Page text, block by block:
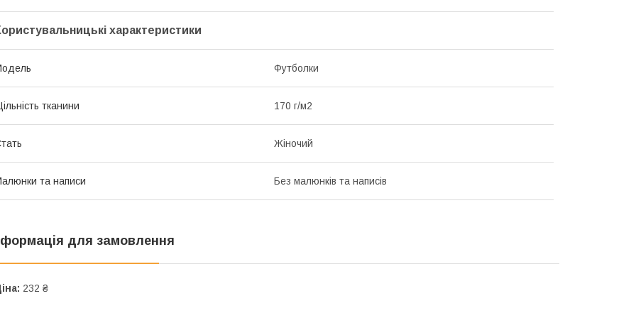
характеристики
Футболки
тканини 170 г/м2
Жіночий
та написи Без малюнків та написів
для замовлення
232 ₴